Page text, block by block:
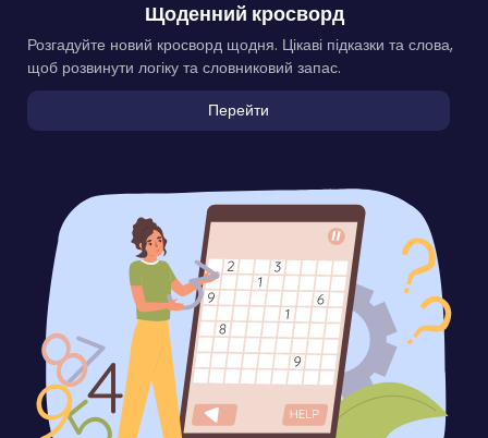
Щоденний кросворд
Розгадуйте новий кросворд щодня. Цікаві підказки та слова,
щоб розвинути логіку та словниковий запас.
Перейти